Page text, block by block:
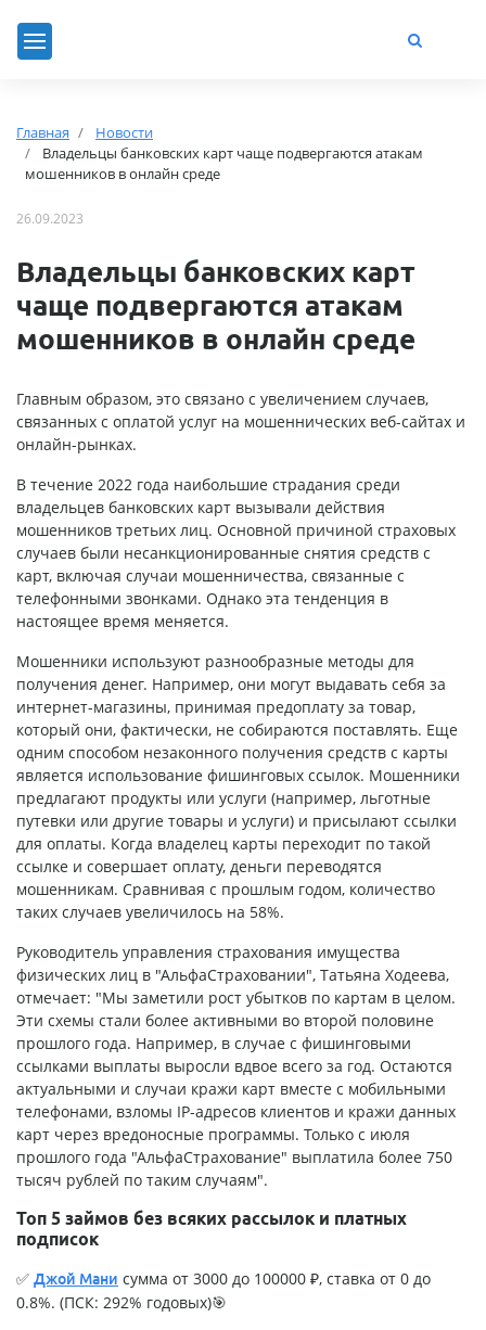
Главная
Новости
Владельцы банковских карт чаще подвергаются атакам
мошенников в онлайн среде
26.09.2023
Владельцы банковских карт
чаще подвергаются атакам
мошенников в онлайн среде
Главным образом, это связано с увеличением случаев,
связанных с оплатой услуг на мошеннических веб-сайтах и
онлайн-рынках.
В течение 2022 года наибольшие страдания среди
владельцев банковских карт вызывали действия
мошенников третьих лиц. Основной причиной страховых
случаев были несанкционированные снятия средств с
карт, включая случаи мошенничества, связанные с
телефонными звонками. Однако эта тенденция в
настоящее время меняется.
Мошенники используют разнообразные методы для
получения денег. Например, они могут выдавать себя за
интернет-магазины, принимая предоплату за товар,
который они, фактически, не собираются поставлять. Еще
одним способом незаконного получения средств с карты
является использование фишинговых ссылок. Мошенники
предлагают продукты или услуги (например, льготные
путевки или другие товары и услуги) и присылают ссылки
для оплаты. Когда владелец карты переходит по такой
ссылке и совершает оплату, деньги переводятся
мошенникам. Сравнивая с прошлым годом, количество
таких случаев увеличилось на 58%.
Руководитель управления страхования имущества
физических лиц в "АльфаСтраховании", Татьяна Ходеева,
отмечает: "Мы заметили рост убытков по картам в целом.
Эти схемы стали более активными во второй половине
прошлого года. Например, в случае с фишинговыми
ссылками выплаты выросли вдвое всего за год. Остаются
актуальными и случаи кражи карт вместе с мобильными
телефонами, взломы IP-адресов клиентов и кражи данных
карт через вредоносные программы. Только с июля
прошлого года "АльфаСтрахование" выплатила более 750
тысяч рублей по таким случаям".
Топ 5 займов без всяких рассылок и платных
подписок
✅ Джой Мани сумма от 3000 до 100000 ₽, ставка от 0 до
0.8%. (ПСК: 292% годовых)🎯